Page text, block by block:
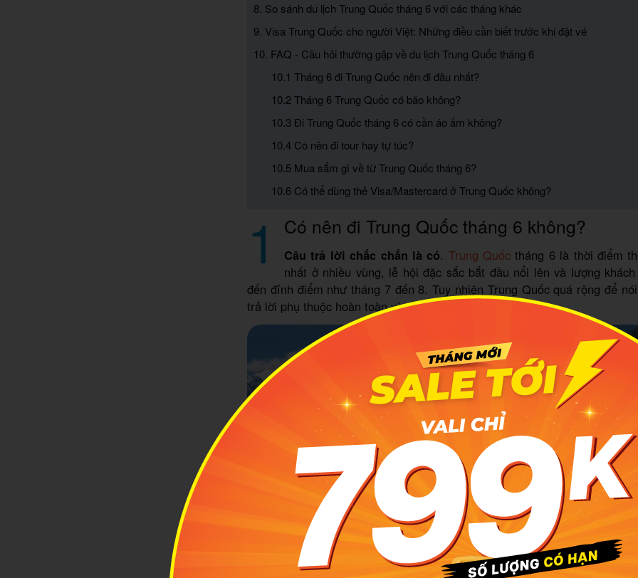
8. So sánh du lịch Trung Quốc tháng 6 với các tháng khác
9. Visa Trung Quốc cho người Việt: Những điều cần biết trước khi đặt vé
10. FAQ - Câu hỏi thường gặp về du lịch Trung Quốc tháng 6
10.1 Tháng 6 đi Trung Quốc nên đi đâu nhất?
10.2 Tháng 6 Trung Quốc có bão không?
10.3 Đi Trung Quốc tháng 6 có cần áo ấm không?
10.4 Có nên đi tour hay tự túc?
10.5 Mua sắm gì về từ Trung Quốc tháng 6?
10.6 Có thể dùng thẻ Visa/Mastercard ở Trung Quốc không?
1 Có nên đi Trung Quốc tháng 6 không?
Câu trả lời chắc chắn là có. Trung Quốc tháng 6 là thời điểm
nhất ở nhiều vùng, lễ hội đặc sắc bắt đầu nổi lên và lượng
đến đỉnh điểm như tháng 7 đến 8. Tuy nhiên Trung Quốc quá rộng để
trả lời phụ thuộc hoàn toàn vào bạn muốn đi đâu.